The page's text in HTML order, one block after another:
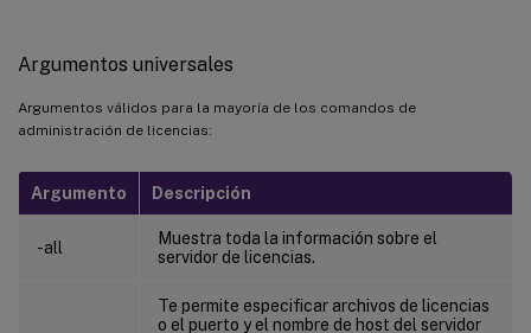
Argumentos universales
Argumentos válidos para la mayoría de los comandos de
administración de licencias:
Argumento Descripción
-all
Muestra toda la información sobre el
servidor de licencias.
Te permite especificar archivos de licencias
o el puerto y el nombre de host del servidor